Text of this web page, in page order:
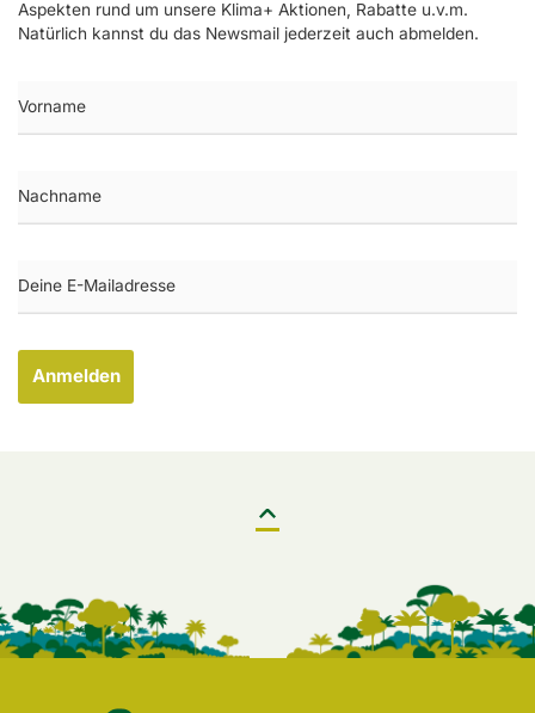
Aspekten rund um unsere Klima+ Aktionen, Rabatte u.v.m.
Natürlich kannst du das Newsmail jederzeit auch abmelden.
Anmelden